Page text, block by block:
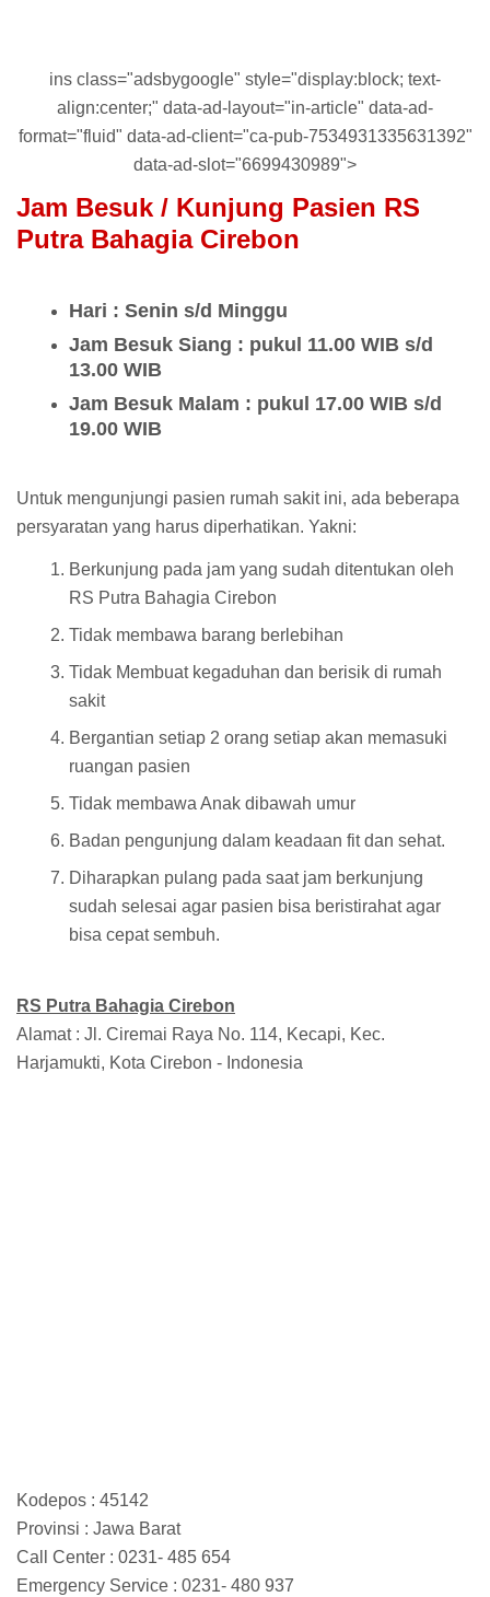
ins class="adsbygoogle" style="display:block; text-
align:center;" data-ad-layout="in-article" data-ad-
format="fluid" data-ad-client="ca-pub-7534931335631392"
data-ad-slot="6699430989">
Jam Besuk / Kunjung Pasien RS
Putra Bahagia Cirebon
Hari : Senin s/d Minggu
Jam Besuk Siang : pukul 11.00 WIB s/d
13.00 WIB
Jam Besuk Malam : pukul 17.00 WIB s/d
19.00 WIB
Untuk mengunjungi pasien rumah sakit ini, ada beberapa
persyaratan yang harus diperhatikan. Yakni:
Berkunjung pada jam yang sudah ditentukan oleh
RS Putra Bahagia Cirebon
Tidak membawa barang berlebihan
Tidak Membuat kegaduhan dan berisik di rumah
sakit
Bergantian setiap 2 orang setiap akan memasuki
ruangan pasien
Tidak membawa Anak dibawah umur
Badan pengunjung dalam keadaan fit dan sehat.
Diharapkan pulang pada saat jam berkunjung
sudah selesai agar pasien bisa beristirahat agar
bisa cepat sembuh.
RS Putra Bahagia Cirebon
Alamat : Jl. Ciremai Raya No. 114, Kecapi, Kec.
Harjamukti, Kota Cirebon - Indonesia
Kodepos : 45142
Provinsi : Jawa Barat
Call Center : 0231- 485 654
Emergency Service : 0231- 480 937